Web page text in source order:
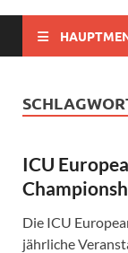
ICU
Die ICU
jährliche